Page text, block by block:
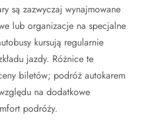
są zazwyczaj wynajmowane
lub organizacje na specjalne
kursują regularnie
jazdy. Różnice te
biletów; podróż autokarem
na dodatkowe
podróży.